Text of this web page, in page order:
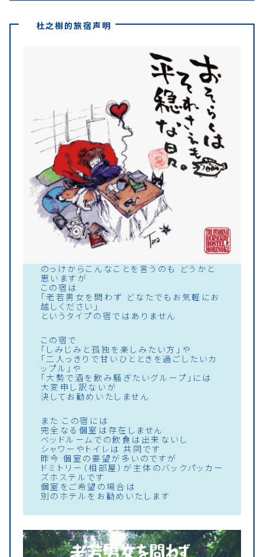
杜之樹的旅宿声明
のっけからこんなことを言うのも どうかと
思いますが
この宿は
「老若男女を問わず どなたでもお気軽にお
越しください」
というタイプの宿ではありません
この宿で
「しみじみと孤独を楽しみたい方」や
「二人っきりで甘いひとときを過ごしたいカ
ップル」や
「大勢で酒を飲み騒ぎたいグループ」には
大変申し訳ないが
決してお勧めいたしません
また この宿には
完全なる個室は存在しません
ベッドルームでの飲食は出来ないし
シャワーやトイレは 共同です
昨今 個室の要望が多いのですが
ドミトリー（相部屋）が主体のバックパッカー
ズホステルです
個室をご希望の場合は
別のホテルをお勧めいたします